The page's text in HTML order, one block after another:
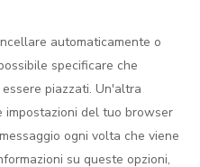
automaticamente o
specificare che
piazzati. Un'altra
impostazioni del tuo browser
ogni volta che viene
su queste opzioni,